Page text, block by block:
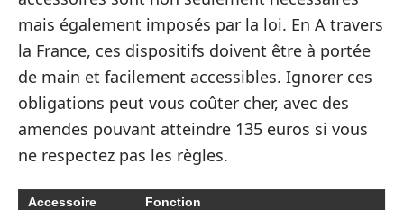
mais également imposés par la loi. En A travers
la France, ces dispositifs doivent être à portée
de main et facilement accessibles. Ignorer ces
obligations peut vous coûter cher, avec des
amendes pouvant atteindre 135 euros si vous
ne respectez pas les règles.
Accessoire Fonction